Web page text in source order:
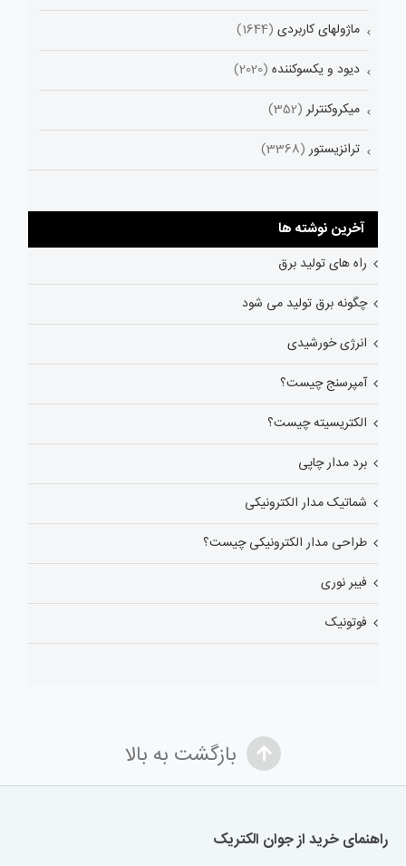
ماژولهای کاربردی (1644)
دیود و یکسوکننده (2020)
میکروکنترلر (352)
ترانزیستور (3368)
آخرین نوشته ها
راه های تولید برق
چگونه برق تولید می شود
انرژی خورشیدی
آمپرسنج چیست؟
الکتریسیته چیست؟
برد مدار چاپی
شماتیک مدار الکترونیکی
طراحی مدار الکترونیکی چیست؟
فیبر نوری
فوتونیک
بازگشت به بالا
راهنمای خرید از جوان الکتریک